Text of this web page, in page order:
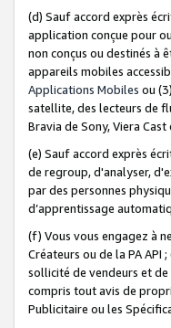
(d) Sauf accord exprès
application conçue pour
non conçus ou destinés à
appareils mobiles
Applications Mobiles ou
satellite, des lecteurs de
Bravia de Sony, Viera
(e) Sauf accord exprès
de regroup, d'analyser,
par des personnes
d’apprentissage
(f) Vous vous engagez à
Créateurs ou de la PA
sollicité de vendeurs et
compris tout avis de
Publicitaire ou les